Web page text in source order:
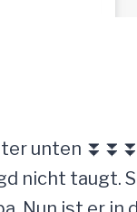
unten
nicht taugt.